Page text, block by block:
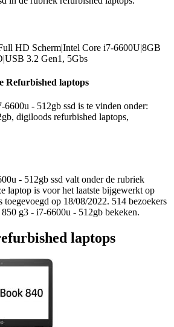
HD Scherm|Intel Core i7-6600U|8GB
3.2 Gen1, 5Gbs
Refurbished laptops
- 512gb ssd is te vinden onder:
digiloods refurbished laptops,
- 512gb ssd valt onder de rubriek
laptop is voor het laatste bijgewerkt op
op 18/08/2022. 514 bezoekers
g3 - i7-6600u - 512gb bekeken.
laptops